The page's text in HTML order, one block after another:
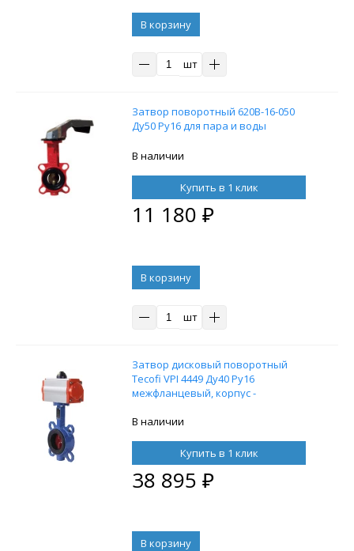
В корзину
шт
Затвор поворотный 620B-16-050
Ду50 Ру16 для пара и воды
В наличии
Купить в 1 клик
11 180 ₽
В корзину
шт
Затвор дисковый поворотный
Tecofi VPI 4449 Ду40 Ру16
межфланцевый, корпус -
сталь, с пневмоприводом DN.ru SA-
В наличии
Купить в 1 клик
38 895 ₽
В корзину